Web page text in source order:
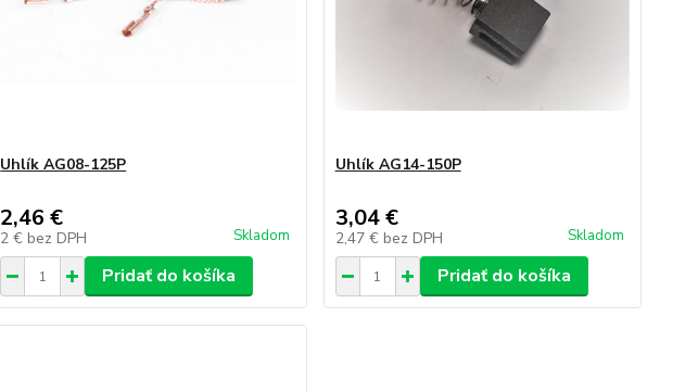
Uhlík AG08-125P
2,46 €
2 € bez DPH Skladom
Pridať do košíka
Uhlík AG14-150P
3,04 €
2,47 € bez DPH Skladom
Pridať do košíka